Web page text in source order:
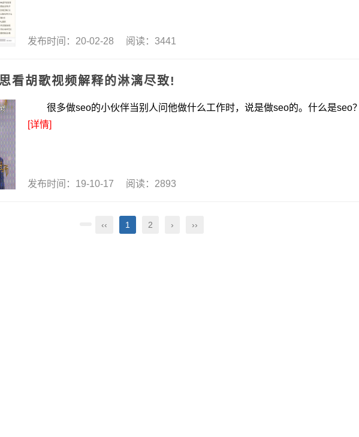
发布时间：20-02-28 阅读：3441
看胡歌视频解释的淋漓尽致!
很多做seo的小伙伴当别人问他做什么工作时，说是做seo的。什么是seo
[详情]
发布时间：19-10-17 阅读：2893
‹‹ 1 2 › ››